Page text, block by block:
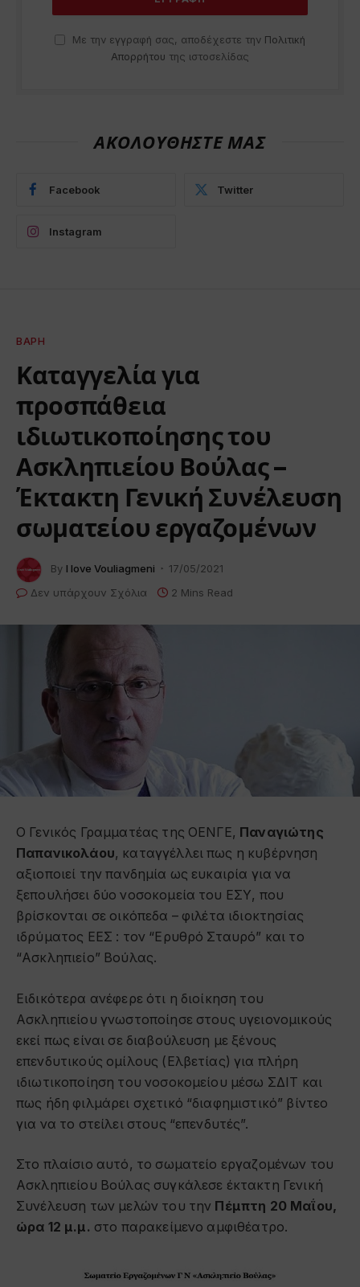
Με την εγγραφή σας, αποδέχεστε την Πολιτική
Απορρήτου της ιστοσελίδας
ΑΚΟΛΟΥΘΗΣΤΕ ΜΑΣ
Facebook Twitter
Instagram
ΒΆΡΗ
Καταγγελία για
προσπάθεια
ιδιωτικοποίησης του
Ασκληπιείου Βούλας –
Έκτακτη Γενική Συνέλευση
σωματείου εργαζομένων
By I love Vouliagmeni
17/05/2021
Δεν υπάρχουν Σχόλια
2 Mins Read
Ο Γενικός Γραμματέας της ΟΕΝΓΕ, Παναγιώτης
Παπανικολάου, καταγγέλλει πως η κυβέρνηση
αξιοποιεί την πανδημία ως ευκαιρία για να
ξεπουλήσει δύο νοσοκομεία του ΕΣΥ, που
βρίσκονται σε οικόπεδα – φιλέτα ιδιοκτησίας
ιδρύματος ΕΕΣ : τον “Ερυθρό Σταυρό” και το
“Ασκληπιείο” Βούλας.
Ειδικότερα ανέφερε ότι η διοίκηση του
Ασκληπιείου γνωστοποίησε στους υγειονομικούς
εκεί πως είναι σε διαβούλευση με ξένους
επενδυτικούς ομίλους (Ελβετίας) για πλήρη
ιδιωτικοποίηση του νοσοκομείου μέσω ΣΔΙΤ και
πως ήδη φιλμάρει σχετικό “διαφημιστικό” βίντεο
για να το στείλει στους “επενδυτές”.
Στο πλαίσιο αυτό, το σωματείο εργαζομένων του
Ασκληπιείου Βούλας συγκάλεσε έκτακτη Γενική
Συνέλευση των μελών του την Πέμπτη 20 Μαΐου,
ώρα 12 μ.μ. στο παρακείμενο αμφιθέατρο.